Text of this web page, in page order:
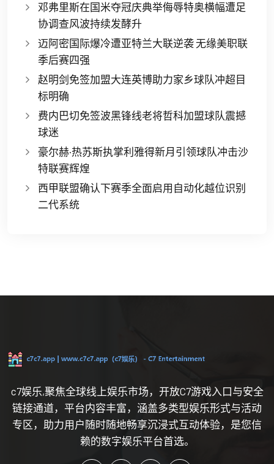
邓弗里斯在国米夺冠庆典举侮辱特奥横幅遭足
协调查风波持续发酵升
迈阿密国际爆冷遭亚特兰大联逆袭 无缘美职联
季后赛四强
赵明剑免签加盟大连英博助力家乡球队冲超目
标明确
费内巴切免签波黑锋线老将哲科加盟球队震撼
球迷
豪尔赫·热苏斯执掌利雅得新月引领球队冲击沙
特联赛辉煌
西甲联盟确认下赛季全面启用自动化越位识别
二代系统
c7娱乐,聚焦全球线上娱乐市场，开放C7游戏入口与安全
链接通道，平台内容丰富，涵盖多类型娱乐形式与活动
专区，助力用户随时随地畅享沉浸式互动体验，是您信
赖的数字娱乐平台首选。